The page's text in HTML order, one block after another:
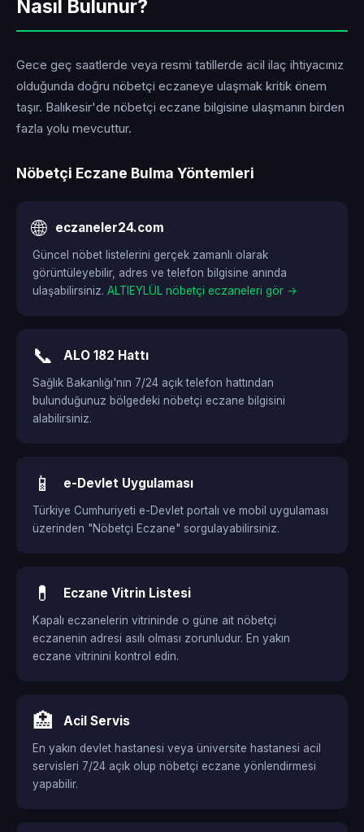
Nasıl Bulunur?
Gece geç saatlerde veya resmi tatillerde acil ilaç ihtiyacınız
olduğunda doğru nöbetçi eczaneye ulaşmak kritik önem
taşır. Balıkesir'de nöbetçi eczane bilgisine ulaşmanın birden
fazla yolu mevcuttur.
Nöbetçi Eczane Bulma Yöntemleri
🌐 eczaneler24.com
Güncel nöbet listelerini gerçek zamanlı olarak
görüntüleyebilir, adres ve telefon bilgisine anında
ulaşabilirsiniz. ALTIEYLÜL nöbetçi eczaneleri gör →
📞 ALO 182 Hattı
Sağlık Bakanlığı'nın 7/24 açık telefon hattından
bulunduğunuz bölgedeki nöbetçi eczane bilgisini
alabilirsiniz.
📱 e-Devlet Uygulaması
Türkiye Cumhuriyeti e-Devlet portalı ve mobil uygulaması
üzerinden "Nöbetçi Eczane" sorgulayabilirsiniz.
💊 Eczane Vitrin Listesi
Kapalı eczanelerin vitrininde o güne ait nöbetçi
eczanenin adresi asılı olması zorunludur. En yakın
eczane vitrinini kontrol edin.
🏥 Acil Servis
En yakın devlet hastanesi veya üniversite hastanesi acil
servisleri 7/24 açık olup nöbetçi eczane yönlendirmesi
yapabilir.